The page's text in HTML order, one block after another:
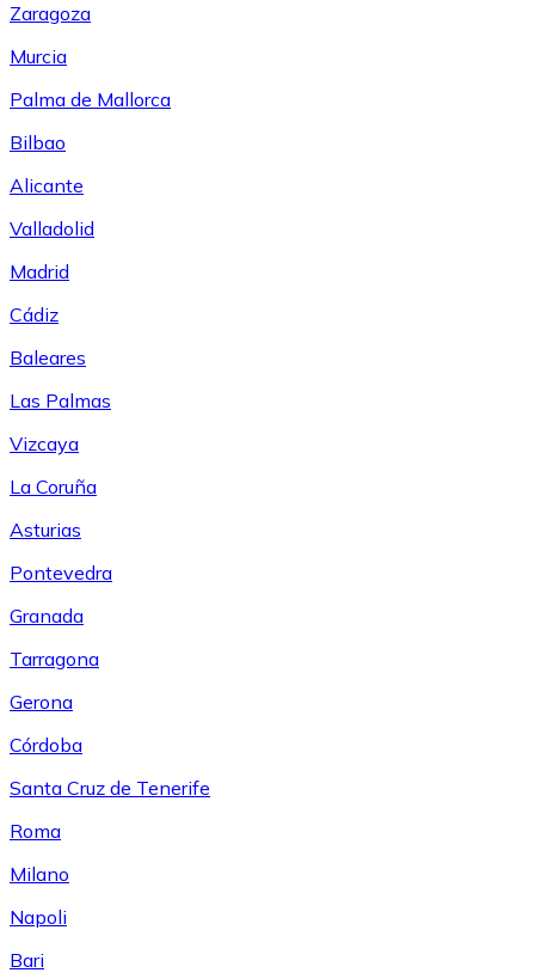
Zaragoza
Murcia
Palma de Mallorca
Bilbao
Alicante
Valladolid
Madrid
Cádiz
Baleares
Las Palmas
Vizcaya
La Coruña
Asturias
Pontevedra
Granada
Tarragona
Gerona
Córdoba
Santa Cruz de Tenerife
Roma
Milano
Napoli
Bari